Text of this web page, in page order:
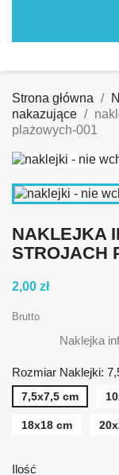
Strona główna
nakazujące
plażowych-001
NAKLEJKA
STROJACH
2,00 zł
Brutto
Naklejka
Rozmiar Naklejki:
7,5x7,5 cm
18x18 cm
Ilość